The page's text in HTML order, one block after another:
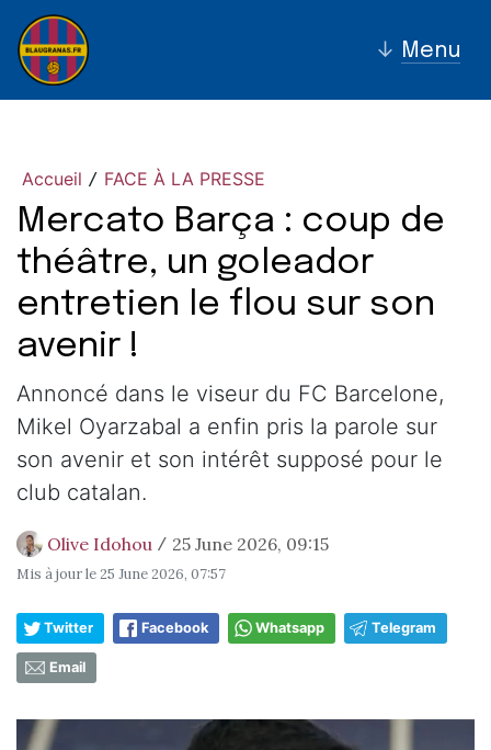
↓ Menu
Accueil / FACE À LA PRESSE
Mercato Barça : coup de
théâtre, un goleador
entretien le flou sur son
avenir !
Annoncé dans le viseur du FC Barcelone,
Mikel Oyarzabal a enfin pris la parole sur
son avenir et son intérêt supposé pour le
club catalan.
Olive Idohou / 25 June 2026, 09:15
Mis à jour le25 June 2026, 07:57
Twitter Facebook Whatsapp Telegram
Email